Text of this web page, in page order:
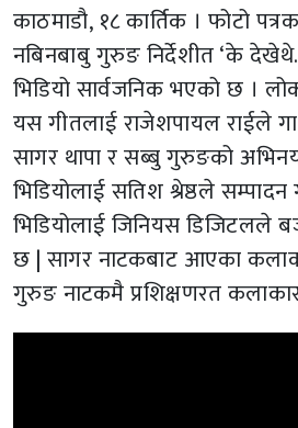
काठमाडौ, १८ कार्तिक । फोटो
नबिनबाबु गुरुङ निर्देशीत ‘के
भिडियो सार्वजनिक भएको छ ।
यस गीतलाई राजेशपायल राईले
सागर थापा र सब्बु गुरुङको
भिडियोलाई सतिश श्रेष्ठले
भिडियोलाई जिनियस डिजिटलले
छ | सागर नाटकबाट आएका
गुरुङ नाटकमै प्रशिक्षणरत